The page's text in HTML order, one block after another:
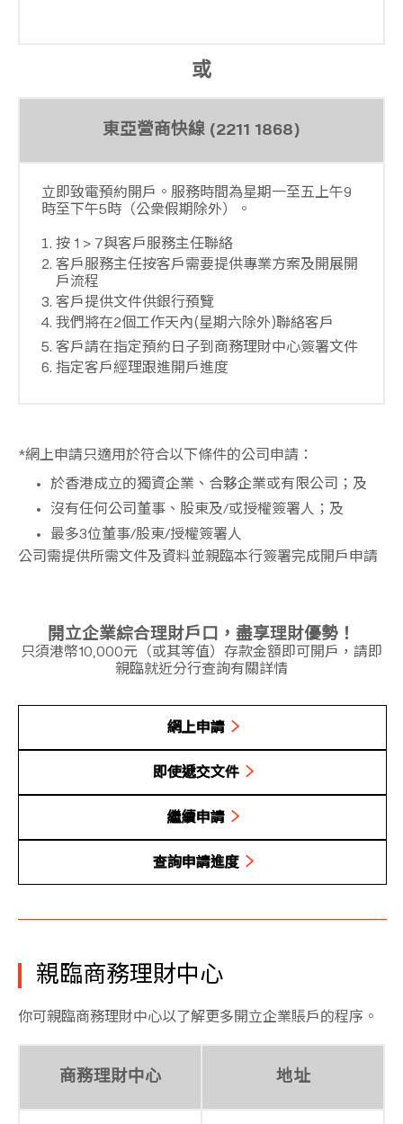
或
東亞營商快線 (2211 1868)
立即致電預約開戶。服務時間為星期一至五上午9
時至下午5時（公衆假期除外）。
按 1 > 7與客戶服務主任聯絡
客戶服務主任按客戶需要提供專業方案及開展開
戶流程
客戶提供文件供銀行預覽
我們將在2個工作天內(星期六除外)聯絡客戶
客戶請在指定預約日子到商務理財中心簽署文件
指定客戶經理跟進開戶進度
*網上申請只適用於符合以下條件的公司申請：
於香港成立的獨資企業、合夥企業或有限公司；及
沒有任何公司董事、股東及/或授權簽署人；及
最多3位董事/股東/授權簽署人
公司需提供所需文件及資料並親臨本行簽署完成開戶申請
開立企業綜合理財戶口，盡享理財優勢！
只須港幣10,000元（或其等值）存款金額即可開戶，請即
親臨就近分行查詢有關詳情
網上申請
即使遞交文件
繼續申請
查詢申請進度
親臨商務理財中心
你可親臨商務理財中心以了解更多開立企業賬戶的程序。
商務理財中心 地址